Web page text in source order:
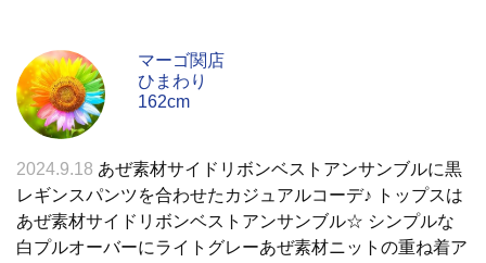
マーゴ関店
ひまわり
162cm
2024.9.18 あぜ素材サイドリボンベストアンサンブルに黒
レギンスパンツを合わせたカジュアルコーデ♪ トップスは
あぜ素材サイドリボンベストアンサンブル☆ シンプルな
白プルオーバーにライトグレーあぜ素材ニットの重ね着ア